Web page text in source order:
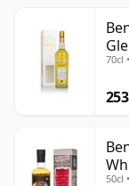
70cl
50cl